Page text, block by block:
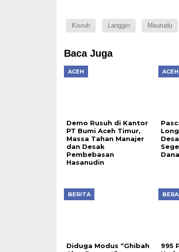
Kisruh Langgin Meurudu
Baca Juga
ACEH
Demo Rusuh di Kantor
PT Bumi Aceh Timur,
Massa Tahan Manajer
dan Desak
Pembebasan
Hasanudin
ACEH
BERITA
Diduga Modus “Ghibah
995